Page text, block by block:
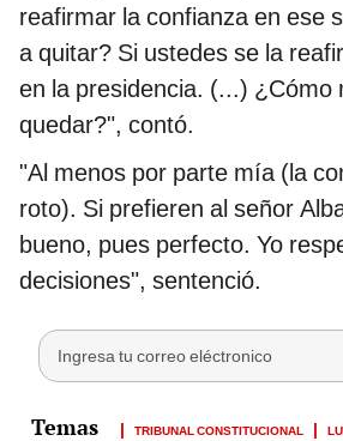
reafirmar la confianza en ese
a quitar? Si ustedes se la
en la presidencia. (...) ¿Cómo
quedar?", contó.
"Al menos por parte mía (la
roto). Si prefieren al señor
bueno, pues perfecto. Yo
decisiones", sentenció.
TRIBUNAL CONSTITUCIONAL